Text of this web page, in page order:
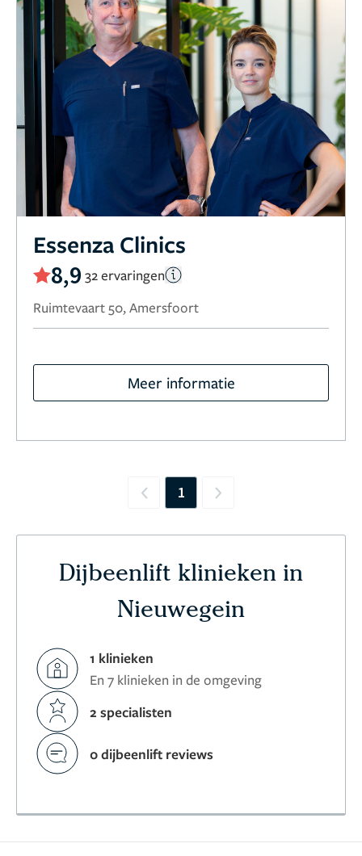
Essenza Clinics
8,9 32 ervaringen
Ruimtevaart 50, Amersfoort
Meer informatie
Previous
1 Next
Dijbeenlift klinieken in
Nieuwegein
1 klinieken
En 7 klinieken in de omgeving
2 specialisten
0 dijbeenlift reviews